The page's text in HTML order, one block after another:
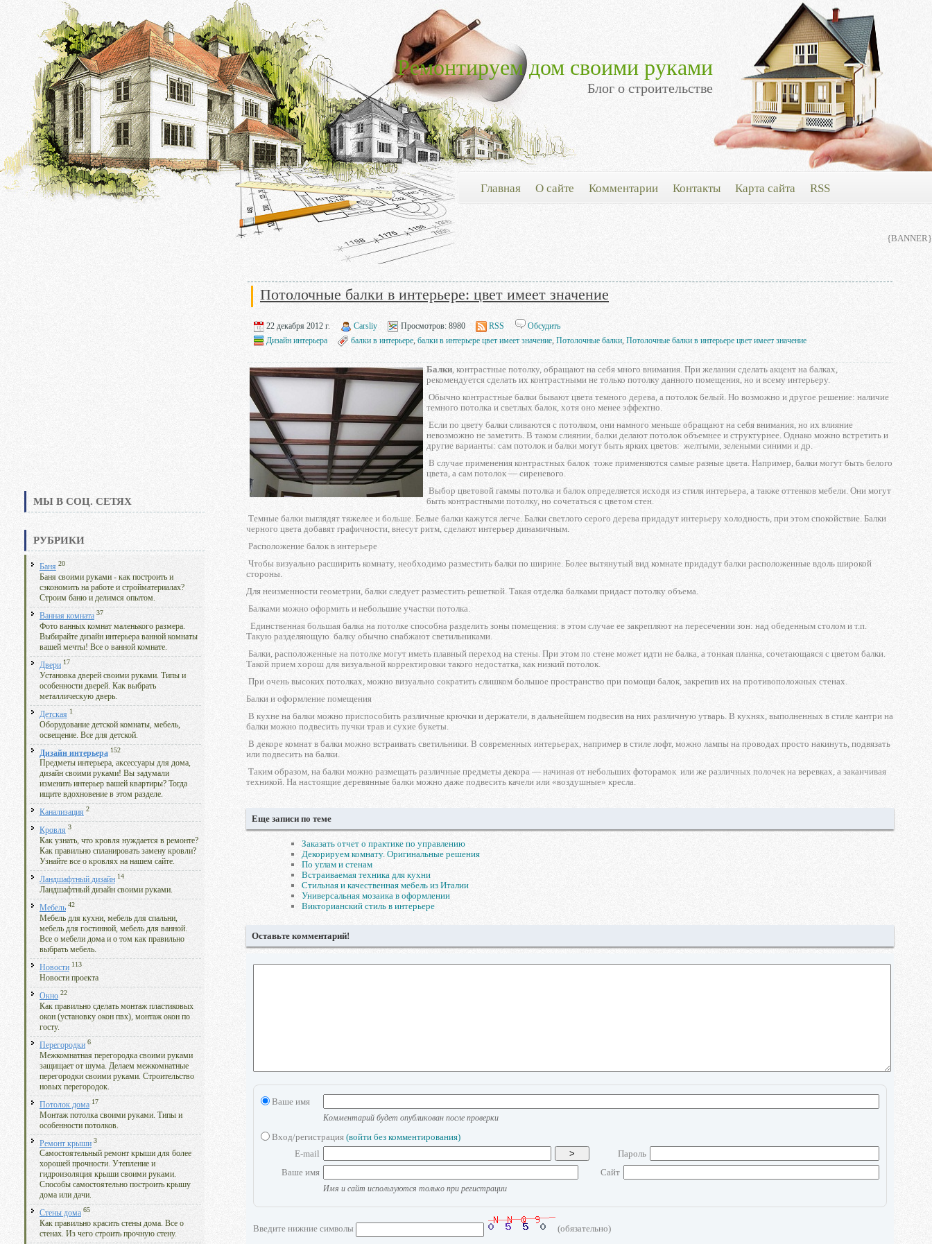
Ремонтируем дом своими руками
Блог о строительстве
Главная О сайте Комментарии Контакты Карта сайта RSS
{BANNER}
МЫ В СОЦ. СЕТЯХ
РУБРИКИ
Баня 20
Баня своими руками - как построить и
сэкономить на работе и стройматериалах?
Строим баню и делимся опытом.
Ванная комната 37
Фото ванных комнат маленького размера.
Выбирайте дизайн интерьера ванной комнаты
вашей мечты! Все о ванной комнате.
Двери 17
Установка дверей своими руками. Типы и
особенности дверей. Как выбрать
металлическую дверь.
Детская 1
Оборудование детской комнаты, мебель,
освещение. Все для детской.
Дизайн интерьера 152
Предметы интерьера, аксессуары для дома,
дизайн своими руками! Вы задумали
изменить интерьер вашей квартиры? Тогда
ищите вдохновение в этом разделе.
Канализация 2
Кровля 3
Как узнать, что кровля нуждается в ремонте?
Как правильно спланировать замену кровли?
Узнайте все о кровлях на нашем сайте.
Ландшафтный дизайн 14
Ландшафтный дизайн своими руками.
Мебель 42
Мебель для кухни, мебель для спальни,
мебель для гостинной, мебель для ванной.
Все о мебели дома и о том как правильно
выбрать мебель.
Новости 113
Новости проекта
Окно 22
Как правильно сделать монтаж пластиковых
окон (установку окон пвх), монтаж окон по
госту.
Перегородки 6
Межкомнатная перегородка своими руками
защищает от шума. Делаем межкомнатные
перегородки своими руками. Строительство
новых перегородок.
Потолок дома 17
Монтаж потолка своими руками. Типы и
особенности потолков.
Ремонт крыши 3
Самостоятельный ремонт крыши для более
хорошей прочности. Утепление и
гидроизоляция крыши своими руками.
Способы самостоятельно построить крышу
дома или дачи.
Стены дома 65
Как правильно красить стены дома. Все о
стенах. Из чего строить прочную стену.
Потолочные балки в интерьере: цвет имеет значение
22 декабря 2012 г. Carsliy Просмотров: 8980 RSS
Обсудить
Дизайн интерьера
балки в интерьере, балки в интерьере цвет имеет значение, Потолочные балки, Потолочные балки в интерьере цвет имеет значение
Балки, контрастные потолку, обращают на себя много внимания. При желании сделать акцент на балках,
рекомендуется сделать их контрастными не только потолку данного помещения, но и всему интерьеру.
Обычно контрастные балки бывают цвета темного дерева, а потолок белый. Но возможно и другое решение: наличие
темного потолка и светлых балок, хотя оно менее эффектно.
Если по цвету балки сливаются с потолком, они намного меньше обращают на себя внимания, но их влияние
невозможно не заметить. В таком слиянии, балки делают потолок объемнее и структурнее. Однако можно встретить и
другие варианты: сам потолок и балки могут быть ярких цветов: желтыми, зелеными синими и др.
В случае применения контрастных балок тоже применяются самые разные цвета. Например, балки могут быть белого
цвета, а сам потолок — сиреневого.
Выбор цветовой гаммы потолка и балок определяется исходя из стиля интерьера, а также оттенков мебели. Они могут
быть контрастными потолку, но сочетаться с цветом стен.
Темные балки выглядят тяжелее и больше. Белые балки кажутся легче. Балки светлого серого дерева придадут интерьеру холодность, при этом спокойствие. Балки
черного цвета добавят графичности, внесут ритм, сделают интерьер динамичным.
Расположение балок в интерьере
Чтобы визуально расширить комнату, необходимо разместить балки по ширине. Более вытянутый вид комнате придадут балки расположенные вдоль широкой
стороны.
Для неизменности геометрии, балки следует разместить решеткой. Такая отделка балками придаст потолку объема.
Балками можно оформить и небольшие участки потолка.
Единственная большая балка на потолке способна разделить зоны помещения: в этом случае ее закрепляют на пересечении зон: над обеденным столом и т.п.
Такую разделяющую балку обычно снабжают светильниками.
Балки, расположенные на потолке могут иметь плавный переход на стены. При этом по стене может идти не балка, а тонкая планка, сочетающаяся с цветом балки.
Такой прием хорош для визуальной корректировки такого недостатка, как низкий потолок.
При очень высоких потолках, можно визуально сократить слишком большое пространство при помощи балок, закрепив их на противоположных стенах.
Балки и оформление помещения
В кухне на балки можно приспособить различные крючки и держатели, в дальнейшем подвесив на них различную утварь. В кухнях, выполненных в стиле кантри на
балки можно подвесить пучки трав и сухие букеты.
В декоре комнат в балки можно встраивать светильники. В современных интерьерах, например в стиле лофт, можно лампы на проводах просто накинуть, подвязать
или подвесить на балки.
Таким образом, на балки можно размещать различные предметы декора — начиная от небольших фоторамок или же различных полочек на веревках, а заканчивая
техникой. На настоящие деревянные балки можно даже подвесить качели или «воздушные» кресла.
Еще записи по теме
Заказать отчет о практике по управлению
Декорируем комнату. Оригинальные решения
По углам и стенам
Встраиваемая техника для кухни
Стильная и качественная мебель из Италии
Универсальная мозаика в оформлении
Викторианский стиль в интерьере
Оставьте комментарий!
Ваше имя
Комментарий будет опубликован после проверки
Вход/регистрация (войти без комментирования)
E-mail
>
Пароль
Ваше имя
Сайт
Имя и сайт используются только при регистрации
Введите нижние символы (обязательно)